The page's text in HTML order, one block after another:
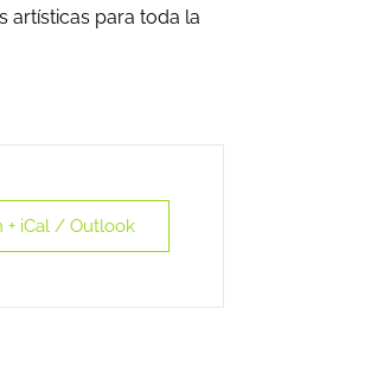
artísticas para toda la
+ iCal / Outlook